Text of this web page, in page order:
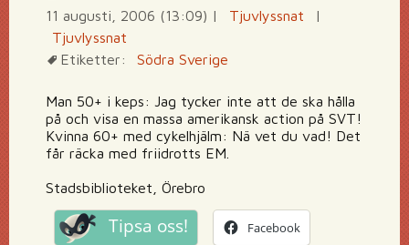
11 augusti, 2006 (13:09) | Tjuvlyssnat
|
Tjuvlyssnat
Etiketter:
Södra Sverige
Man 50+ i keps: Jag tycker inte att de ska hålla
på och visa en massa amerikansk action på SVT!
Kvinna 60+ med cykelhjälm: Nä vet du vad! Det
får räcka med friidrotts EM.
Stadsbiblioteket, Örebro
Tipsa oss! Facebook